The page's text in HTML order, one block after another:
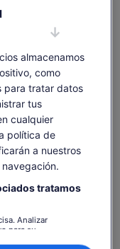
notables. Y sin
ambas guerras
60” La capilla
mié., 12 ago.
187 €
página se haya
almacenamos
como
para tratar datos
tus
cualquier
política de
a nuestros
tratamos
Analizar
para su